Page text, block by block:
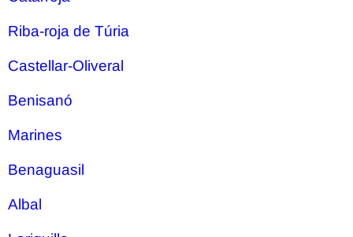
Riba-roja de Túria
Castellar-Oliveral
Benisanó
Marines
Benaguasil
Albal